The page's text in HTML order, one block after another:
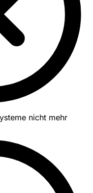
nicht mehr